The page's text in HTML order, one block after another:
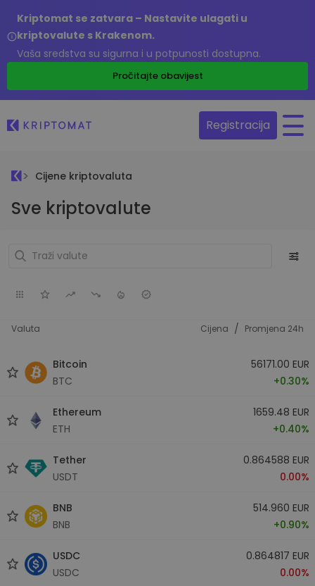
Kriptomat se zatvara – Nastavite ulagati u
kriptovalute s Krakenom.
Vaša sredstva su sigurna i u potpunosti dostupna.
Pročitajte obavijest
Registracija
Cijene kriptovaluta
Sve kriptovalute
Valuta Cijena / Promjena 24h
Bitcoin
BTC
56171.00 EUR
+0.30%
Ethereum
ETH
1659.48 EUR
+0.40%
Tether
USDT
0.864588 EUR
0.00%
BNB
BNB
514.960 EUR
+0.90%
USDC
USDC
0.864817 EUR
0.00%